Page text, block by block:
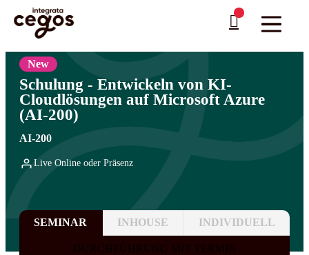
Skip to main content
Sie sind hier:Startseite
Professionelle Weiterbildung & Schulungen in Deutschland
>Cloud Computing
New
Schulung - Entwickeln von KI-
Cloudlösungen auf Microsoft Azure
(AI-200)
AI-200
Live Online oder Präsenz
SEMINAR INHOUSE INDIVIDUELL
DURCHFÜHRUNG MIT TERMIN